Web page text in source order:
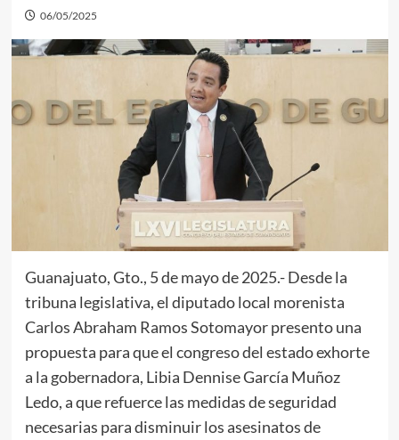
06/05/2025
Guanajuato, Gto., 5 de mayo de 2025.- Desde la
tribuna legislativa, el diputado local morenista
Carlos Abraham Ramos Sotomayor presento una
propuesta para que el congreso del estado exhorte
a la gobernadora, Libia Dennise García Muñoz
Ledo, a que refuerce las medidas de seguridad
necesarias para disminuir los asesinatos de